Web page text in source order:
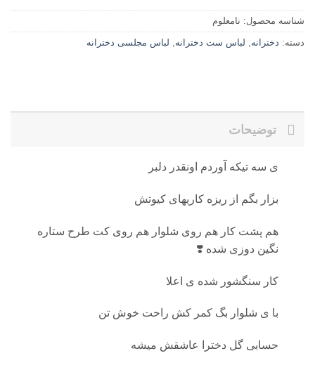
شناسه محصول: نامعلوم
دسته: دخترانه, لباس ست دخترانه, لباس مجلسی دخترانه
توضیحات
ی سه تیکه آوردم اونقدر دلبر
بزار بگم از ریزه کاریهای کیوتش
هم پشت کار هم روی شلوار هم روی کت طرح ستاره
نگین دوزی شده ❣️
کار سنگشور شده ی اعلا
با ی شلوار بگ کمر کش راحت‌ خوش تن
حسابی گل دخترا عاشقش میشه